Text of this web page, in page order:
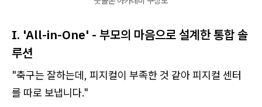
I. 'All-in-One' - 부모의 마음으로 설계한 통합 솔
루션
"축구는 잘하는데, 피지컬이 부족한 것 같아 피지컬 센터
를 따로 보냅니다."